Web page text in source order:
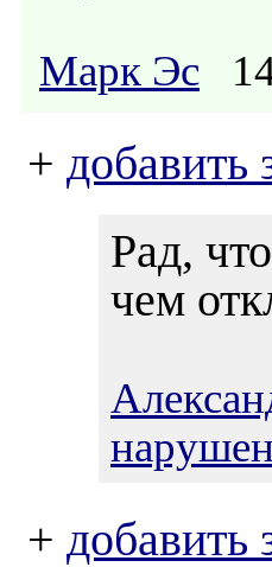
Марк Эс
+ добавить
Рад,
чем
+ добавить